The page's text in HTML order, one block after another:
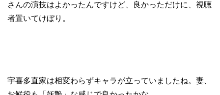
さんの演技はよかったんですけど、良かっただけに、視聴
者置いてけぼり。
宇喜多直家は相変わらずキャラが立っていましたね。妻、